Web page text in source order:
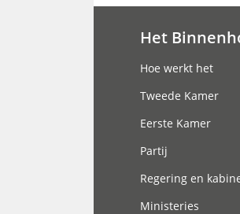
Het
Hoe werkt het
Tweede Kamer
Eerste Kamer
Partij
Regering en
Ministeries